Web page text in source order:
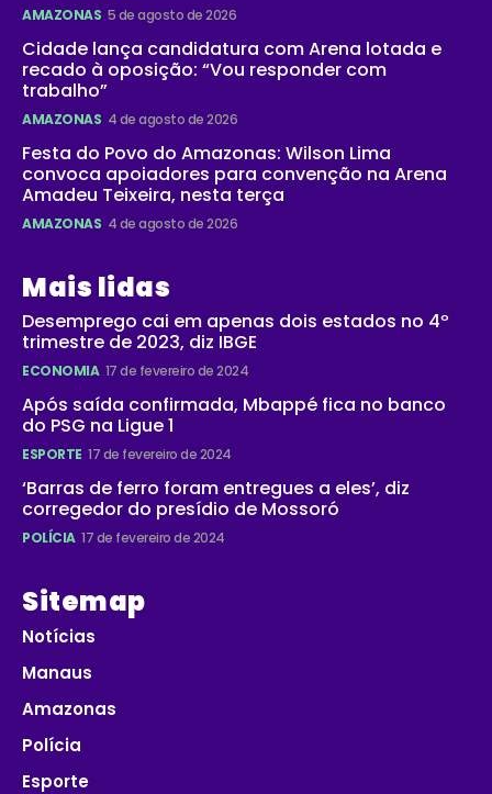
AMAZONAS 5 de agosto de 2026
Cidade lança candidatura com Arena lotada e
recado à oposição: “Vou responder com
trabalho”
AMAZONAS 4 de agosto de 2026
Festa do Povo do Amazonas: Wilson Lima
convoca apoiadores para convenção na Arena
Amadeu Teixeira, nesta terça
AMAZONAS 4 de agosto de 2026
Mais lidas
Desemprego cai em apenas dois estados no 4º
trimestre de 2023, diz IBGE
ECONOMIA 17 de fevereiro de 2024
Após saída confirmada, Mbappé fica no banco
do PSG na Ligue 1
ESPORTE 17 de fevereiro de 2024
‘Barras de ferro foram entregues a eles’, diz
corregedor do presídio de Mossoró
POLÍCIA 17 de fevereiro de 2024
Sitemap
Notícias
Manaus
Amazonas
Polícia
Esporte